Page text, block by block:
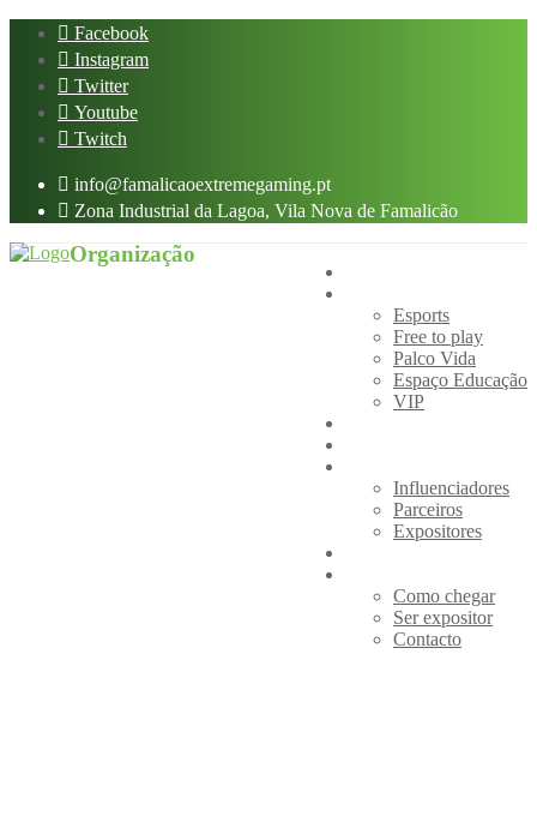
Skip
content
Facebook
Instagram
Twitter
Youtube
Twitch
info@famalicaoextremegaming.pt
Zona Industrial da Lagoa, Vila Nova de Famalicão
Esports
Free to play
Palco Vida
Espaço Educação
VIP
Influenciadores
Parceiros
Expositores
Como chegar
Ser expositor
Contacto
Organização